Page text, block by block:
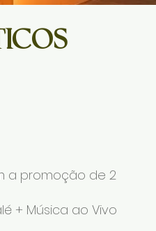
a promoção de 2
+ Música ao Vivo